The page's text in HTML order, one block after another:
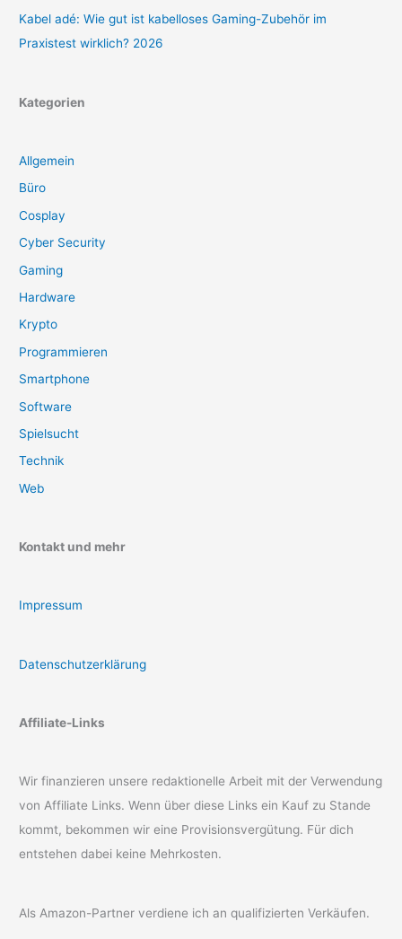
Kabel adé: Wie gut ist kabelloses Gaming-Zubehör im
Praxistest wirklich? 2026
Kategorien
Allgemein
Büro
Cosplay
Cyber Security
Gaming
Hardware
Krypto
Programmieren
Smartphone
Software
Spielsucht
Technik
Web
Kontakt und mehr
Impressum
Datenschutzerklärung
Affiliate-Links
Wir finanzieren unsere redaktionelle Arbeit mit der Verwendung
von Affiliate Links. Wenn über diese Links ein Kauf zu Stande
kommt, bekommen wir eine Provisionsvergütung. Für dich
entstehen dabei keine Mehrkosten.
Als Amazon-Partner verdiene ich an qualifizierten Verkäufen.